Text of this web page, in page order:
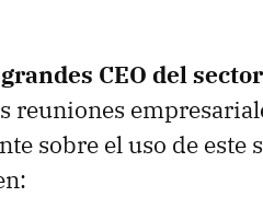
CEO del
reuniones
sobre el uso de este